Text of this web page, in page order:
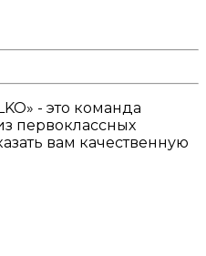
- это команда
первоклассных
вам качественную